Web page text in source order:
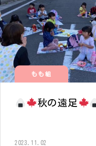
もも組
秋の遠足
2023.11.02